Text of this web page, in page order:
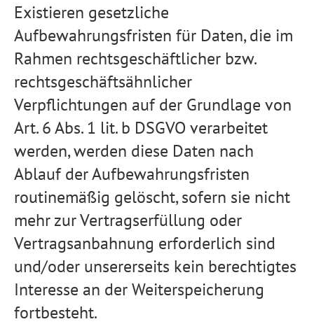
Existieren gesetzliche
Aufbewahrungsfristen für Daten, die im
Rahmen rechtsgeschäftlicher bzw.
rechtsgeschäftsähnlicher
Verpflichtungen auf der Grundlage von
Art. 6 Abs. 1 lit. b DSGVO verarbeitet
werden, werden diese Daten nach
Ablauf der Aufbewahrungsfristen
routinemäßig gelöscht, sofern sie nicht
mehr zur Vertragserfüllung oder
Vertragsanbahnung erforderlich sind
und/oder unsererseits kein berechtigtes
Interesse an der Weiterspeicherung
fortbesteht.